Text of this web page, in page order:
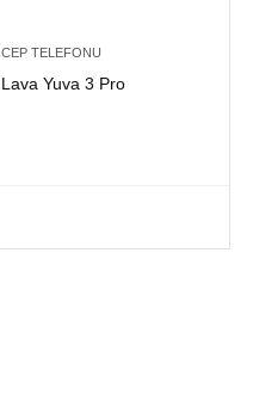
CEP TELEFONU
Lava Yuva 3 Pro